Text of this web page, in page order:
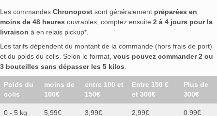
Les commandes Chronopost sont généralement préparées en
moins de 48 heures ouvrables, comptez ensuite 2 à 4 jours pour la
livraison à en relais pickup*.
Les tarifs dépendent du montant de la commande (hors frais de port)
et du poids du colis. Selon le format, vous pouvez commander 2 ou
3 bouteilles sans dépasser les 5 kilos
Poids du
colis
moins de
100€
entre 100 et
150€
Entre 150 €
et 300€
Plus de
300€
0 - 5 kg 5,99€ 3,99€ 2,99€ 0.99€